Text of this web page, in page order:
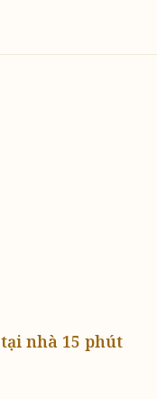
nhà 15 phút